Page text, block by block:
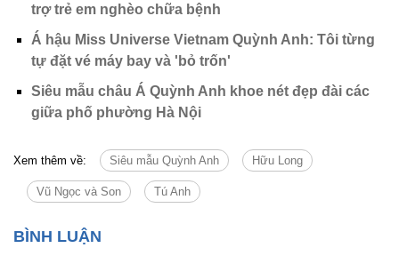
trợ trẻ em nghèo chữa bệnh
Á hậu Miss Universe Vietnam Quỳnh Anh: Tôi từng
tự đặt vé máy bay và 'bỏ trốn'
Siêu mẫu châu Á Quỳnh Anh khoe nét đẹp đài các
giữa phố phường Hà Nội
Xem thêm về: Siêu mẫu Quỳnh Anh Hữu Long
Vũ Ngọc và Son Tú Anh